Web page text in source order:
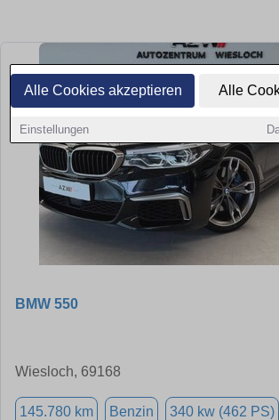
Alle Cookies akzeptieren Alle
Einstellungen
BMW 550
Wiesloch, 69168
145.780 km Benzin 340 kw (462 PS)